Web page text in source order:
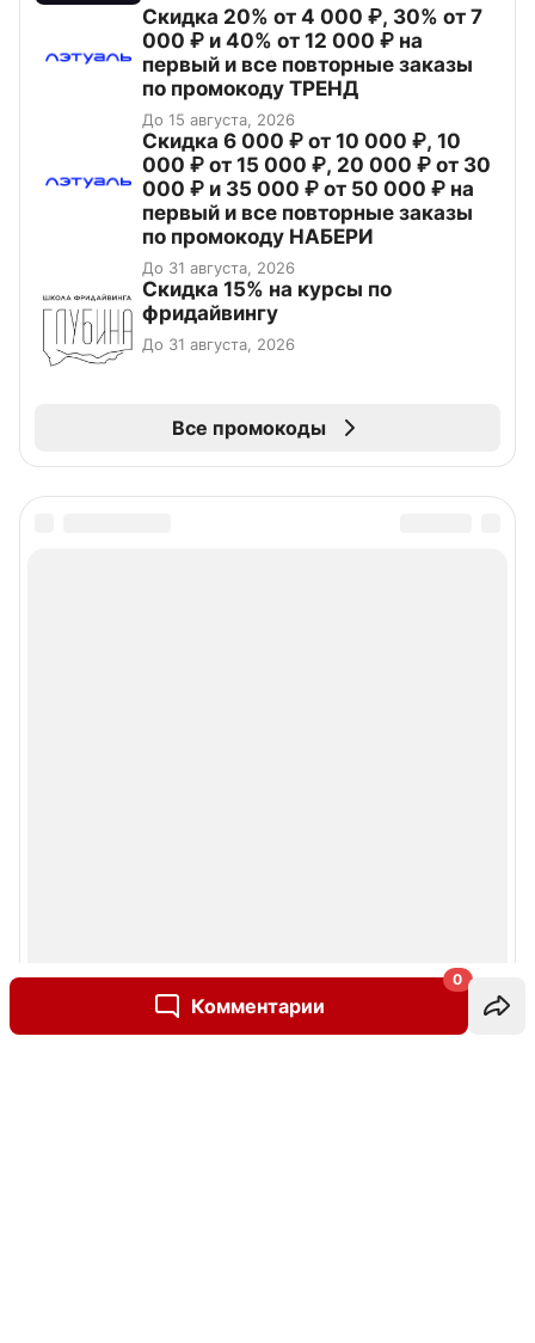
Комментарии
0
Скидка 20% от 4 000 ₽, 30% от 7
000 ₽ и 40% от 12 000 ₽ на
первый и все повторные заказы
по промокоду ТРЕНД
До 15 августа, 2026
Скидка 6 000 ₽ от 10 000 ₽, 10
000 ₽ от 15 000 ₽, 20 000 ₽ от 30
000 ₽ и 35 000 ₽ от 50 000 ₽ на
первый и все повторные заказы
по промокоду НАБЕРИ
До 31 августа, 2026
Скидка 15% на курсы по
фридайвингу
До 31 августа, 2026
Все промокоды